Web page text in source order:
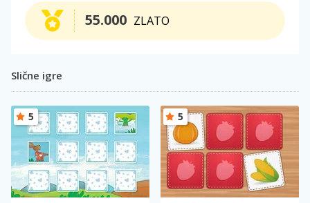
ZLATO
55.000
Slične igre
5 5